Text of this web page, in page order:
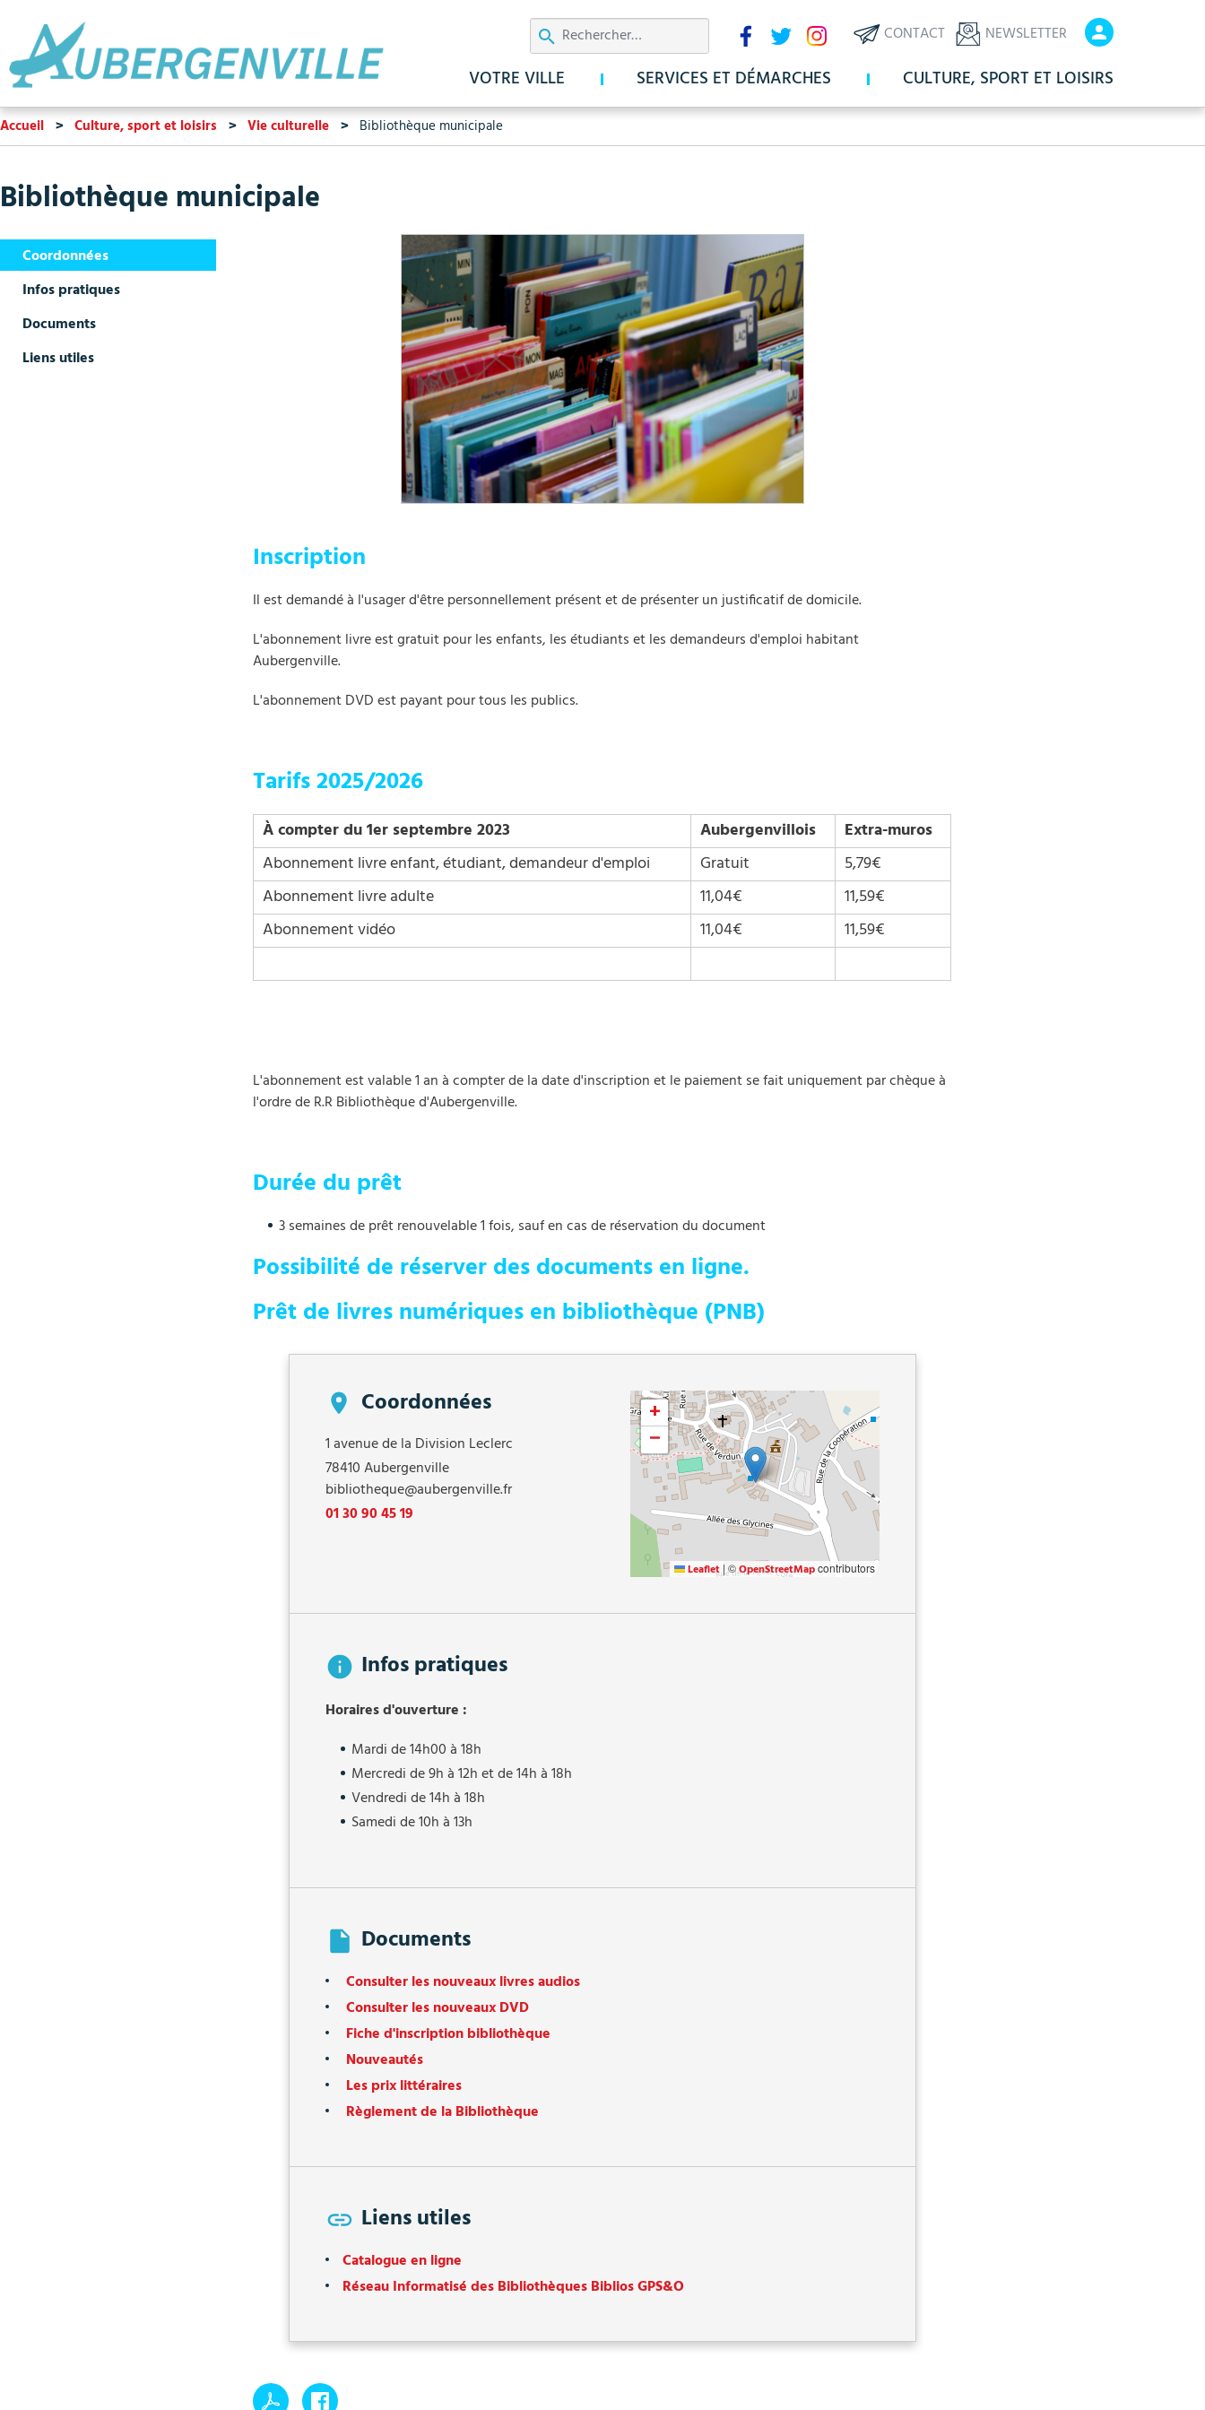
au
contenu
principal
En-
tête
-
En-
tête
Communication
CONTACT NEWSLETTER
Réseaux
sociaux
VOTRE VILLE SERVICES ET DÉMARCHES CULTURE, SPORT ET LOISIRS
Accueil Culture, sport et loisirs Vie culturelle Bibliothèque municipale
Bibliothèque municipale
Coordonnées
Infos pratiques
Documents
Liens utiles
Inscription
Il est demandé à l'usager d'être personnellement présent et de présenter un justificatif de domicile.
L'abonnement livre est gratuit pour les enfants, les étudiants et les demandeurs d'emploi habitant
Aubergenville.
L'abonnement DVD est payant pour tous les publics.
Tarifs 2025/2026
À compter du 1er septembre 2023 Aubergenvillois
Extra-muros
Abonnement livre enfant, étudiant, demandeur d'emploi
Gratuit
5,79€
Abonnement livre adulte
11,04€
11,59€
Abonnement vidéo
11,04€ 11,59€
L'abonnement est valable 1 an à compter de la date d'inscription et le paiement se fait uniquement par chèque à
l'ordre de R.R Bibliothèque d'Aubergenville.
Durée du prêt
3 semaines de prêt renouvelable 1 fois, sauf en cas de réservation du document
Possibilité de réserver des documents en ligne.
Prêt de livres numériques en bibliothèque (PNB)
Coordonnées
1 avenue de la Division Leclerc
78410Aubergenville
bibliotheque@aubergenville.fr
01 30 90 45 19
+
−
Leaflet | ©OpenStreetMapcontributors
Infos pratiques
Horaires d'ouverture :
Mardi de 14h00 à 18h
Mercredi de 9h à 12h et de 14h à 18h
Vendredi de 14h à 18h
Samedi de 10h à 13h
Documents
Consulter les nouveaux livres audios
Consulter les nouveaux DVD
Fiche d'inscription bibliothèque
Nouveautés
Les prix littéraires
Règlement de la Bibliothèque
Liens utiles
Catalogue en ligne
Réseau Informatisé des Bibliothèques Biblios GPS&O